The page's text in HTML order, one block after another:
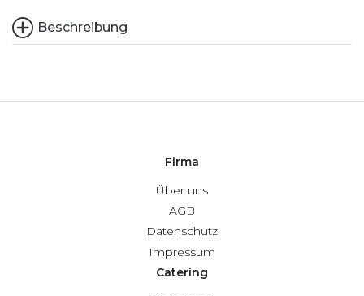
Beschreibung
Firma
Über uns
AGB
Datenschutz
Impressum
Catering